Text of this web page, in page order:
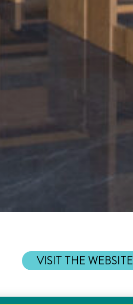
VISIT THE WEBSITE